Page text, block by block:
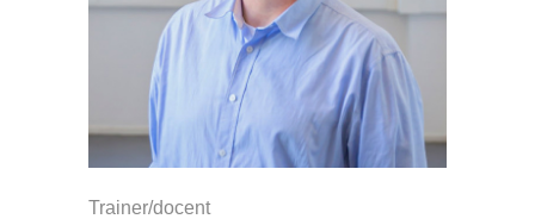
Trainer/docent